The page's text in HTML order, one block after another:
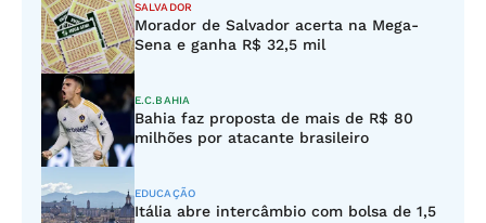
SALVADOR
Morador de Salvador acerta na Mega-
Sena e ganha R$ 32,5 mil
E.C.BAHIA
Bahia faz proposta de mais de R$ 80
milhões por atacante brasileiro
EDUCAÇÃO
Itália abre intercâmbio com bolsa de 1,5